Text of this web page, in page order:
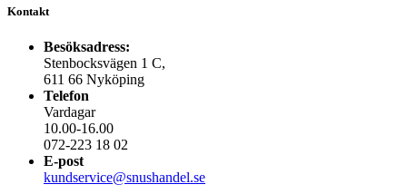
Kontakt
Besöksadress:
Stenbocksvägen 1 C,
611 66 Nyköping
Telefon
Vardagar
10.00-16.00
072-223 18 02
E-post
kundservice@snushandel.se